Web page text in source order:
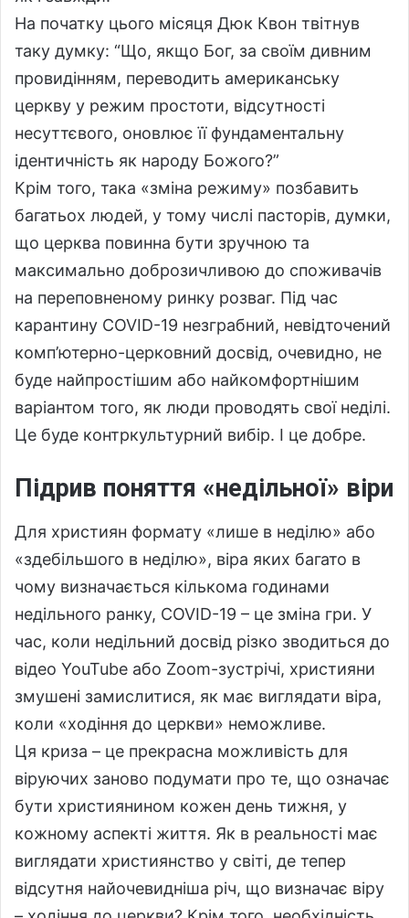
На початку цього місяця Дюк Квон твітнув
таку думку: “Що, якщо Бог, за своїм дивним
провидінням, переводить американську
церкву у режим простоти, відсутності
несуттєвого, оновлює її фундаментальну
ідентичність як народу Божого?”
Крім того, така «зміна режиму» позбавить
багатьох людей, у тому числі пасторів, думки,
що церква повинна бути зручною та
максимально доброзичливою до споживачів
на переповненому ринку розваг. Під час
карантину COVID-19 незграбний, невідточений
комп’ютерно-церковний досвід, очевидно, не
буде найпростішим або найкомфортнішим
варіантом того, як люди проводять свої неділі.
Це буде контркультурний вибір. І це добре.
Підрив поняття «недільної» віри
Для християн формату «лише в неділю» або
«здебільшого в неділю», віра яких багато в
чому визначається кількома годинами
недільного ранку, COVID-19 – це зміна гри. У
час, коли недільний досвід різко зводиться до
відео YouTube або Zoom-зустрічі, християни
змушені замислитися, як має виглядати віра,
коли «ходіння до церкви» неможливе.
Ця криза – це прекрасна можливість для
віруючих заново подумати про те, що означає
бути християнином кожен день тижня, у
кожному аспекті життя. Як в реальності має
виглядати християнство у світі, де тепер
відсутня найочевидніша річ, що визначає віру